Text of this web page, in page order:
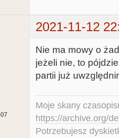
2021-11-12
Nie ma mowy o
jeżeli nie, to
partii już
Moje skany
https://archive.org/
Potrzebujesz